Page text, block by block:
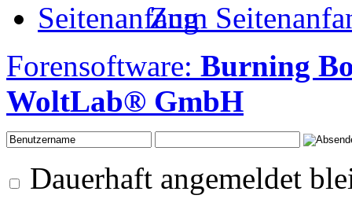
Zum
Forensoftware: Burning
WoltLab® GmbH
Dauerhaft angemeldet